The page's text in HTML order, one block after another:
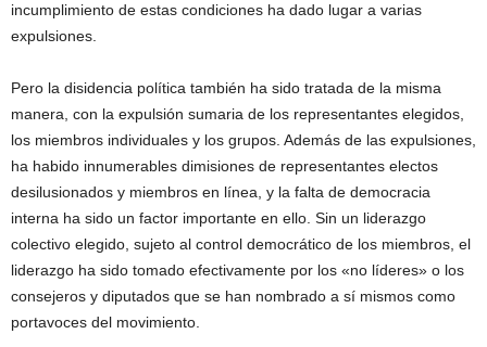
incumplimiento de estas condiciones ha dado lugar a varias
expulsiones.
Pero la disidencia política también ha sido tratada de la misma
manera, con la expulsión sumaria de los representantes elegidos,
los miembros individuales y los grupos. Además de las expulsiones,
ha habido innumerables dimisiones de representantes electos
desilusionados y miembros en línea, y la falta de democracia
interna ha sido un factor importante en ello. Sin un liderazgo
colectivo elegido, sujeto al control democrático de los miembros, el
liderazgo ha sido tomado efectivamente por los «no líderes» o los
consejeros y diputados que se han nombrado a sí mismos como
portavoces del movimiento.